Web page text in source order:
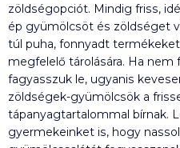
zöldségopciót. Mindig friss,
ép gyümölcsöt és zöldséget
túl puha, fonnyadt
megfelelő tárolására. Ha nem
fagyasszuk le, ugyanis
zöldségek-gyümölcsök a
tápanyagtartalommal bírnak.
gyermekeinket is, hogy